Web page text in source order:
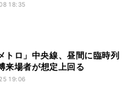
18:35
トロ」中央線、昼間に臨時列
来場者が想定上回る
19:06